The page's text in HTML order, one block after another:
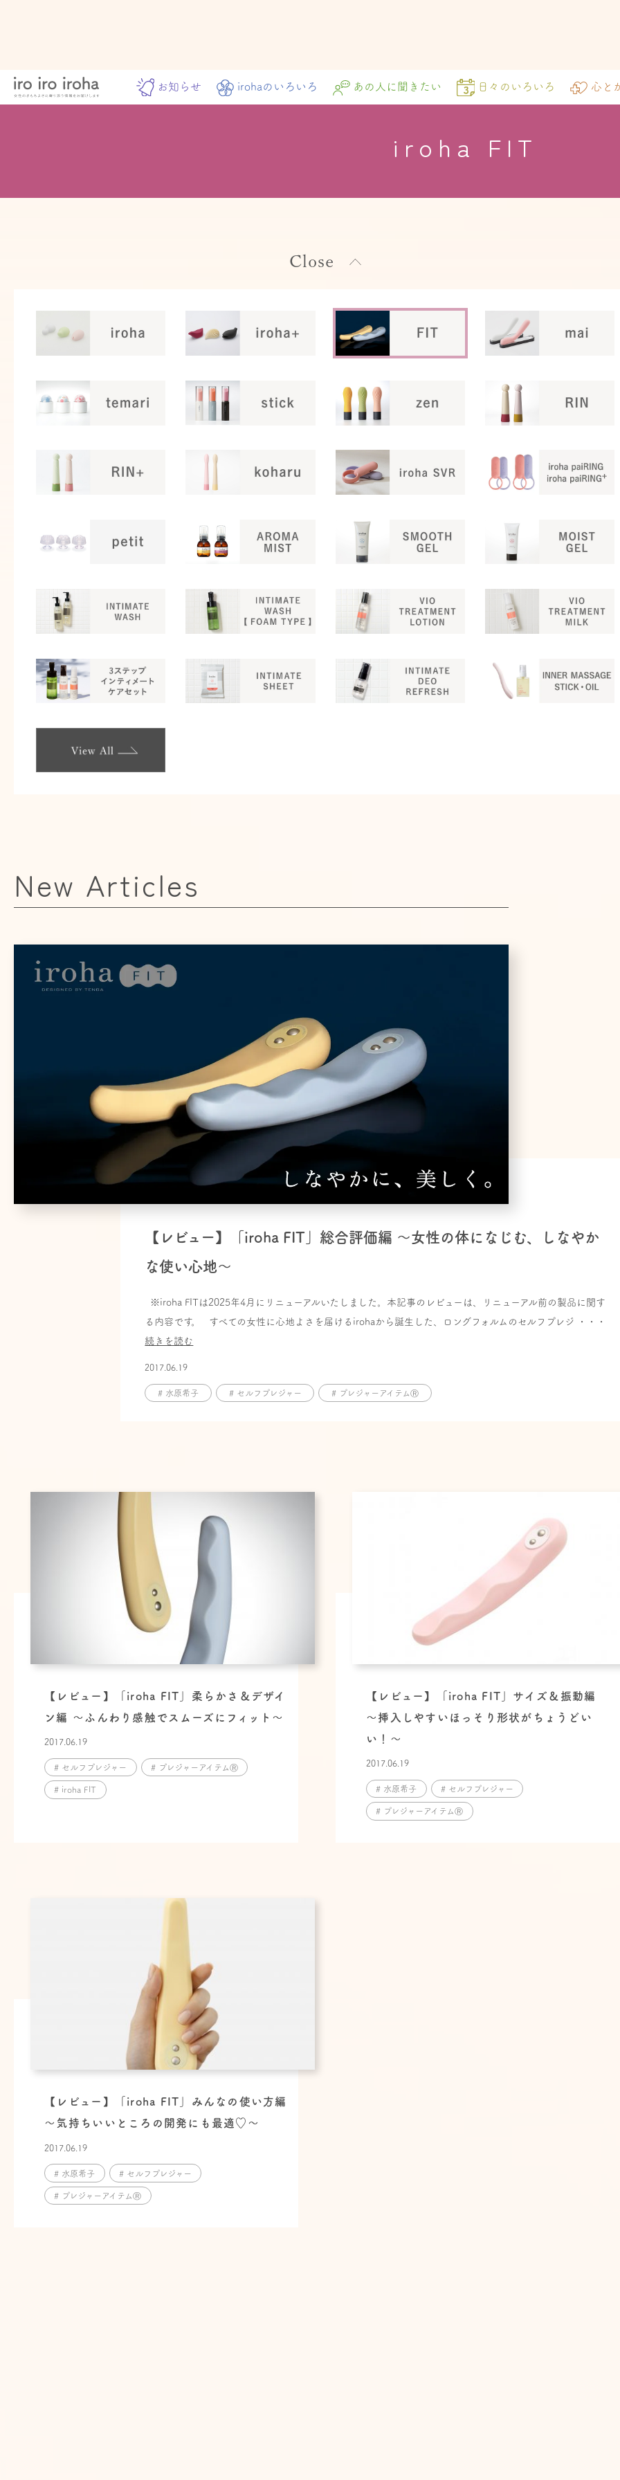
お知らせ irohaのいろいろ あの人に聞きたい 日々のいろいろ 心と
iroha FIT
Close
New Articles
【レビュー】「iroha FIT」総合評価編 〜女性の体になじむ、しなやか
な使い心地〜
※iroha FITは2025年4月にリニューアルいたしました。本記事のレビューは、リニューアル前の製品に関す
る内容です。 すべての女性に心地よさを届けるirohaから誕生した、ロングフォルムのセルフプレジ ・・・
続きを読む
2017.06.19
# 水原希子 # セルフプレジャー # プレジャーアイテムⓇ
【レビュー】「iroha FIT」柔らかさ＆デザイ
ン編 〜ふんわり感触でスムーズにフィット〜
2017.06.19
# セルフプレジャー # プレジャーアイテムⓇ
# iroha FIT
【レビュー】「iroha FIT」サイズ＆振動編
〜挿入しやすいほっそり形状がちょうどい
い！〜
2017.06.19
# 水原希子 # セルフプレジャー
# プレジャーアイテムⓇ
【レビュー】「iroha FIT」みんなの使い方編
〜気持ちいいところの開発にも最適♡〜
2017.06.19
# 水原希子 # セルフプレジャー
# プレジャーアイテムⓇ